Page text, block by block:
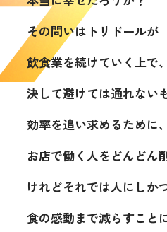
その問いはトリドールが
飲食業を続けていく上で、
決して避けては通れない
効率を追い求めるために、
お店で働く人をどんどん
けれどそれでは人にしか
食の感動まで減らすこと